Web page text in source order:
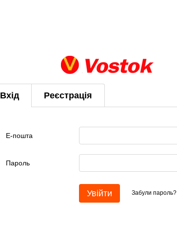
Вхід Реєстрація
Е-пошта
Пароль
Увійти Забули пароль?